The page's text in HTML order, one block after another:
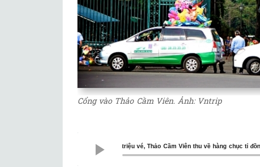
Cổng vào Thảo Cầm Viên. Ảnh: Vntrip
Bán hơn 1,8 triệu vé, Thảo Cầm Viên thu về hàng chục tỉ